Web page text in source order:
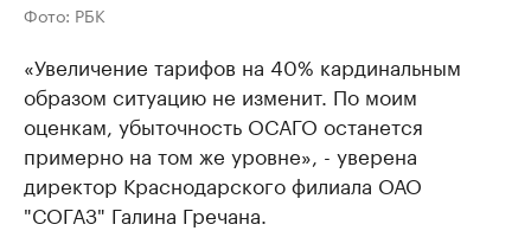
Фото: РБК
«Увеличение тарифов на 40% кардинальным
образом ситуацию не изменит. По моим
оценкам, убыточность ОСАГО останется
примерно на том же уровне», - уверена
директор Краснодарского филиала ОАО
"СОГАЗ" Галина Гречана.